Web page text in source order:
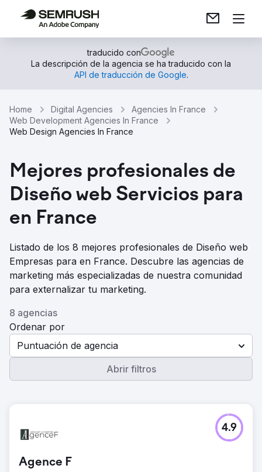
traducido con
La descripción de la agencia se ha traducido con la
API de traducción de Google.
Home Digital Agencies
Agencies In France
Web Development Agencies In France
Web Design Agencies In France
Mejores profesionales de
Diseño web Servicios para
en France
Listado de los 8 mejores profesionales de Diseño web
Empresas para en France. Descubre las agencias de
marketing más especializadas de nuestra comunidad
para externalizar tu marketing.
8 agencias
Ordenar por
Puntuación de agencia
Abrir filtros
Agence F
4.9